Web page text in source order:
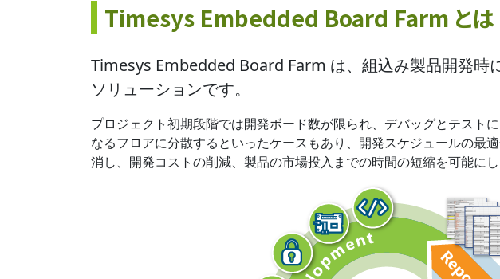
Timesys Embedded Board Farm とは
Timesys Embedded Board Farm は、組込み製品開発時
ソリューションです。
プロジェクト初期段階では開発ボード数が限られ、デバッグとテスト
なるフロアに分散するといったケースもあり、開発スケジュールの
消し、開発コストの削減、製品の市場投入までの時間の短縮を可能にし